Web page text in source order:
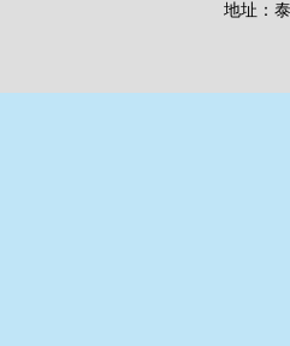
地址：